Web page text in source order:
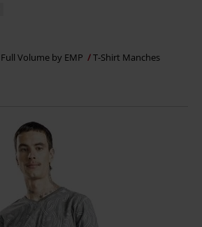
Full Volume by EMP
T-Shirt Manches